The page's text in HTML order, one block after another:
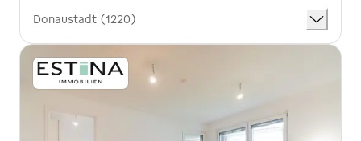
Donaustadt (1220)